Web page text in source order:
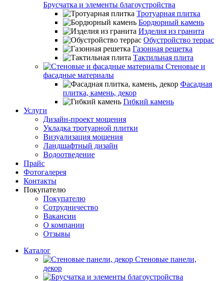
Брусчатка и элементы благоустройства
Тротуарная плитка
Бордюрный камень
Изделия из гранита
Обустройство террас
Газонная решетка
Тактильная плита
Стеновые и
фасадные материалы
Фасадная
плитка, камень, декор
Гибкий камень
Услуги
Дизайн-проект мощения
Укладка тротуарной плитки
Визуализация мощения
Ландшафтный дизайн
Водоотведение
Прайс
Фотогалерея
Контакты
Покупателю
Покупателю
Сотрудничество
Вакансии
О компании
Отзывы
Каталог
Стеновые панели,
декор